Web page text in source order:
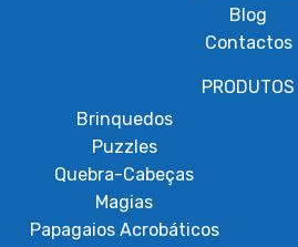
Blog
Contactos
PRODUTOS
Brinquedos
Puzzles
Quebra-Cabeças
Magias
Papagaios Acrobáticos